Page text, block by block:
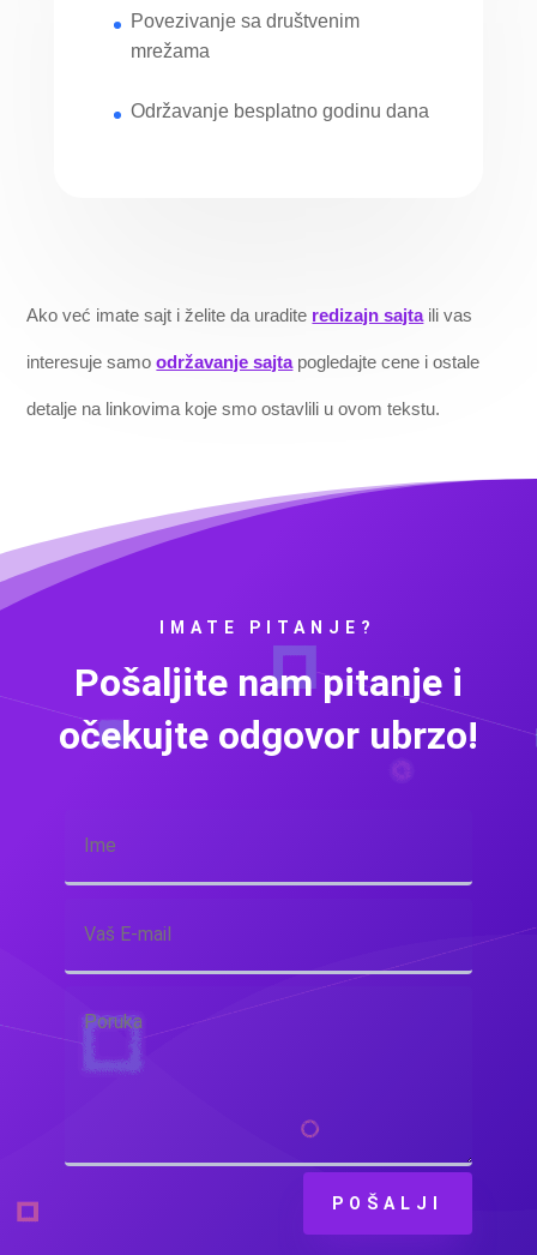
Povezivanje sa društvenim
mrežama
Održavanje besplatno godinu dana
Ako već imate sajt i želite da uradite redizajn sajta ili vas
interesuje samoodržavanje sajtapogledajte cene i ostale
detalje na linkovima koje smo ostavlili u ovom tekstu.
IMATE PITANJE?
Pošaljite nam pitanje i
očekujte odgovor ubrzo!
POŠALJI